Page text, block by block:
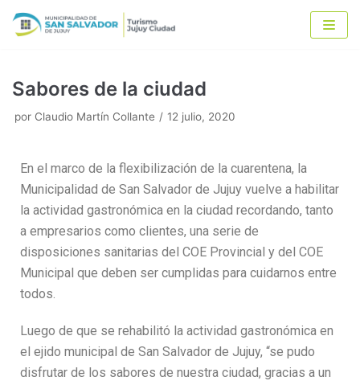
Ir
al
Sabores de la ciudad
por Claudio Martín Collante 12 julio, 2020
En el marco de la flexibilización de la cuarentena, la
Municipalidad de San Salvador de Jujuy vuelve a habilitar
la actividad gastronómica en la ciudad recordando, tanto
a empresarios como clientes, una serie de
disposiciones sanitarias del COE Provincial y del COE
Municipal que deben ser cumplidas para cuidarnos entre
todos.
Luego de que se rehabilitó la actividad gastronómica en
el ejido municipal de San Salvador de Jujuy, “se pudo
disfrutar de los sabores de nuestra ciudad, gracias a un